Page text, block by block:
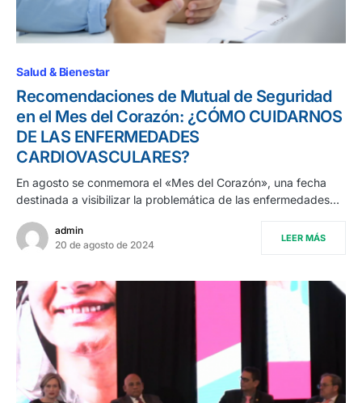
Salud & Bienestar
Recomendaciones de Mutual de Seguridad
en el Mes del Corazón: ¿CÓMO CUIDARNOS
DE LAS ENFERMEDADES
CARDIOVASCULARES?
En agosto se conmemora el «Mes del Corazón», una fecha
destinada a visibilizar la problemática de las enfermedades…
admin
20 de agosto de 2024
LEER MÁS